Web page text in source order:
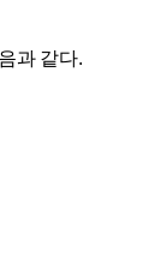
과 같다.